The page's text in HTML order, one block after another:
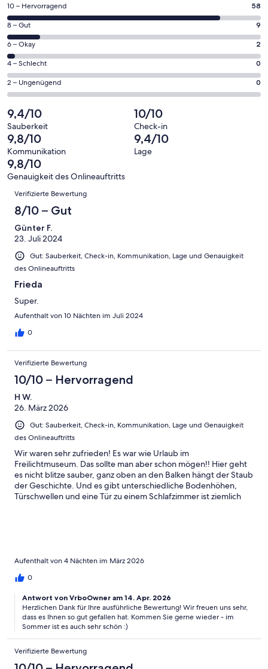
einem
neuen
Fenster
geöffnet
58
von
insgesamt
69
Gästebewertungen
haben
eine
Bewertung
von
10
-
Hervorragend
10 – Hervorragend 58
9
von
insgesamt
69
Gästebewertungen
haben
eine
Bewertung
von
8
-
Gut
8 – Gut 9
2
von
insgesamt
69
Gästebewertungen
haben
eine
Bewertung
von
6
-
Okay
6 – Okay 2
0
von
insgesamt
Gästebewertungen
haben
eine
Bewertung
von
4
4 – Schlecht 0
0
von
insgesamt
69
Gästebewertungen
haben
eine
Bewertung
von
2 – Ungenügend 0
9,4/10
Sauberkeit
10/10
Check-in
9,8/10
Kommunikation
9,4/10
Lage
9,8/10
Genauigkeit des Onlineauftritts
Bewertungen
Verifizierte Bewertung
8/10 – Gut
Günter F.
23. Juli 2024
Gut: Sauberkeit, Check-in, Kommunikation, Lage und Genauigkeit
des Onlineauftritts
Frieda
Super.
Aufenthalt von 10 Nächten im Juli 2024
0
Verifizierte Bewertung
10/10 – Hervorragend
H W.
26. März 2026
Gut: Sauberkeit, Check-in, Kommunikation, Lage und Genauigkeit
des Onlineauftritts
Wir waren sehr zufrieden! Es war wie Urlaub im
Freilichtmuseum. Das sollte man aber schon mögen!! Hier geht
es nicht blitze sauber, ganz oben an den Balken hängt der Staub
der Geschichte. Und es gibt unterschiedliche Bodenhöhen,
Türschwellen und eine Tür zu einem Schlafzimmer ist ziemlich
Spiele sehr ausreichend vorhanden, auch schöne Familien
DVDs. Die Badestelle mit Wiese ist sehr nah.Es war wirklich eine
schöne Auszeit für uns!
Aufenthalt von 4 Nächten im März 2026
0
Antwort von VrboOwner am 14. Apr. 2026
Herzlichen Dank für Ihre ausführliche Bewertung! Wir freuen uns sehr,
dass es Ihnen so gut gefallen hat. Kommen Sie gerne wieder - im
Sommer ist es auch sehr schön :)
Verifizierte Bewertung